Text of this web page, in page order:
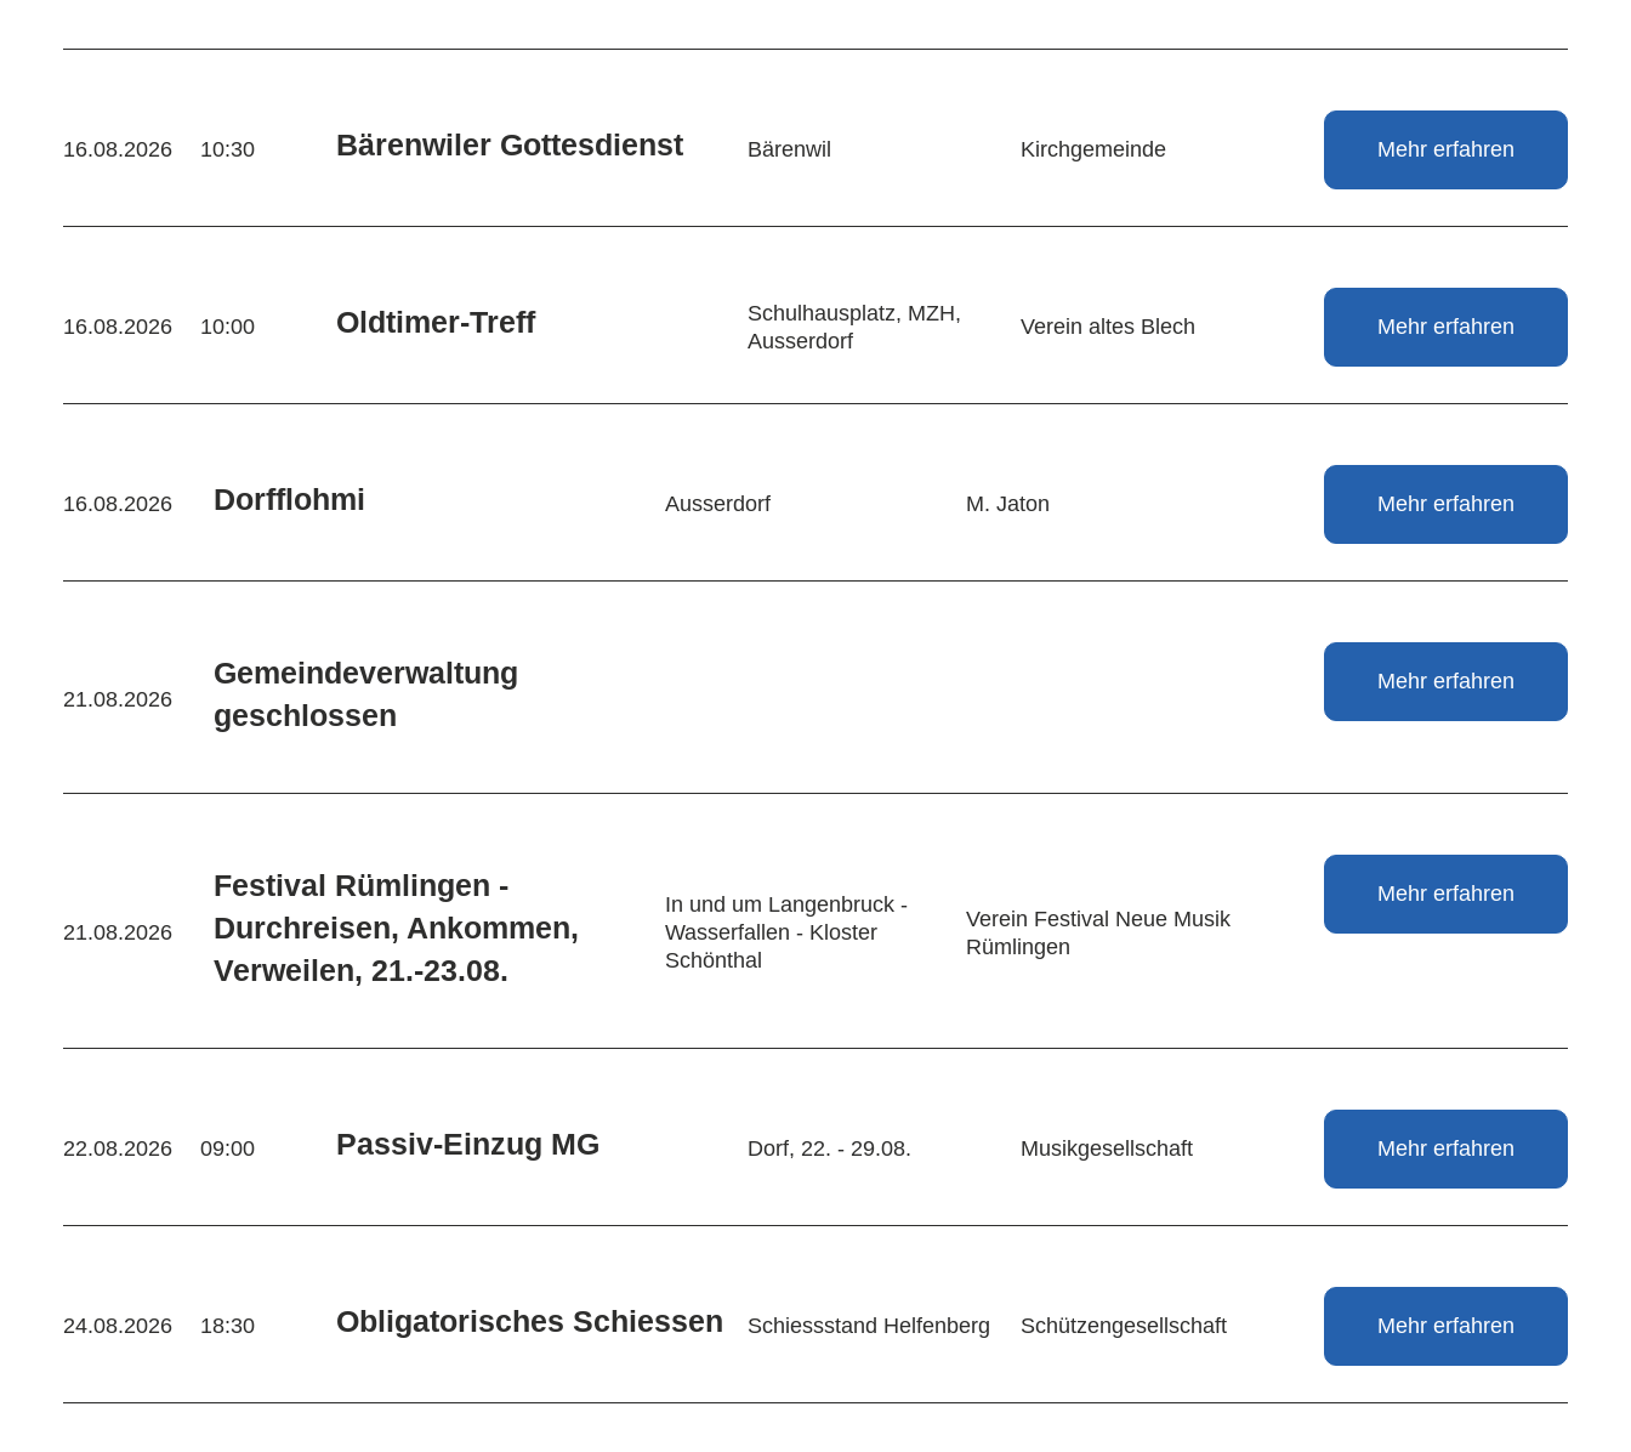
16.08.2026 10:30 Bärenwiler Gottesdienst Bärenwil Kirchgemeinde Mehr erfahren
16.08.2026 10:00 Oldtimer-Treff
Schulhausplatz, MZH,
Ausserdorf
Verein altes Blech Mehr erfahren
16.08.2026 Dorfflohmi Ausserdorf M. Jaton Mehr erfahren
21.08.2026
Gemeindeverwaltung
geschlossen
Mehr erfahren
21.08.2026
Festival Rümlingen -
Durchreisen, Ankommen,
Verweilen, 21.-23.08.
In und um Langenbruck -
Wasserfallen - Kloster
Schönthal
Verein Festival Neue Musik
Rümlingen
Mehr erfahren
22.08.2026 09:00 Passiv-Einzug MG Dorf, 22. - 29.08. Musikgesellschaft Mehr erfahren
24.08.2026 18:30 Obligatorisches Schiessen Schiessstand Helfenberg Schützengesellschaft Mehr erfahren